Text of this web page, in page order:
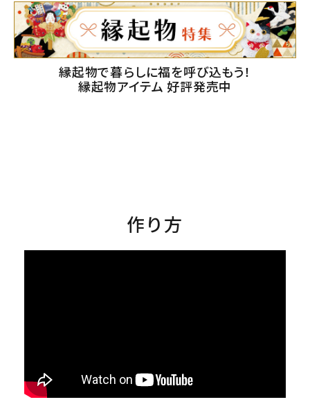
縁起物で暮らしに福を呼び込もう！
縁起物アイテム 好評発売中
作り方